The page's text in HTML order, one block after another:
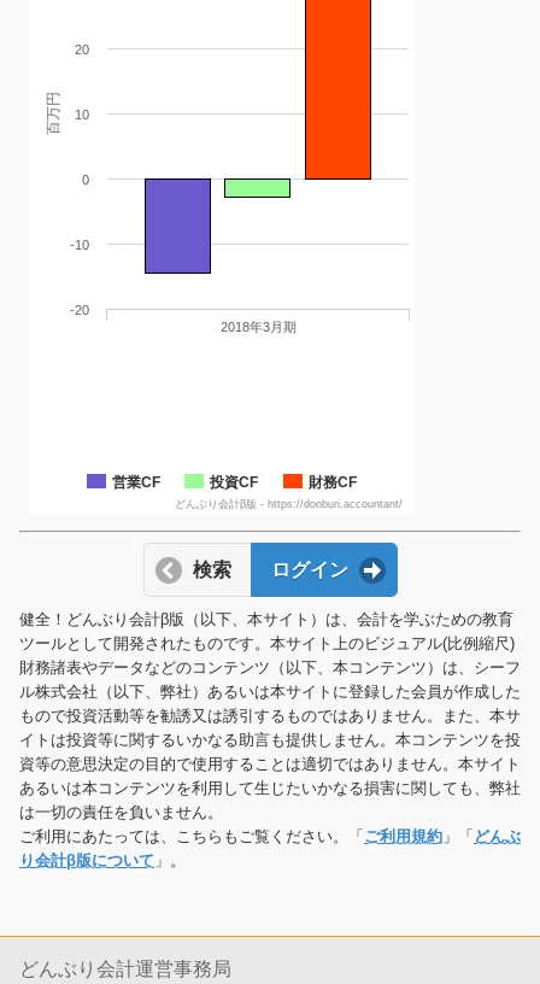
百万円
営業CF 投資CF 財務CF
2018年3月期
-20
-10
0
10
20
どんぶり会計β版 - https://donburi.accountant/
検索 ログイン
健全！どんぶり会計β版（以下、本サイト）は、会計を学ぶための教育
ツールとして開発されたものです。本サイト上のビジュアル(比例縮尺)
財務諸表やデータなどのコンテンツ（以下、本コンテンツ）は、シーフ
ル株式会社（以下、弊社）あるいは本サイトに登録した会員が作成した
もので投資活動等を勧誘又は誘引するものではありません。また、本サ
イトは投資等に関するいかなる助言も提供しません。本コンテンツを投
資等の意思決定の目的で使用することは適切ではありません。本サイト
あるいは本コンテンツを利用して生じたいかなる損害に関しても、弊社
は一切の責任を負いません。
ご利用にあたっては、こちらもご覧ください。「 ご利用規約 」「 どんぶ
り会計β版について 」。
どんぶり会計運営事務局